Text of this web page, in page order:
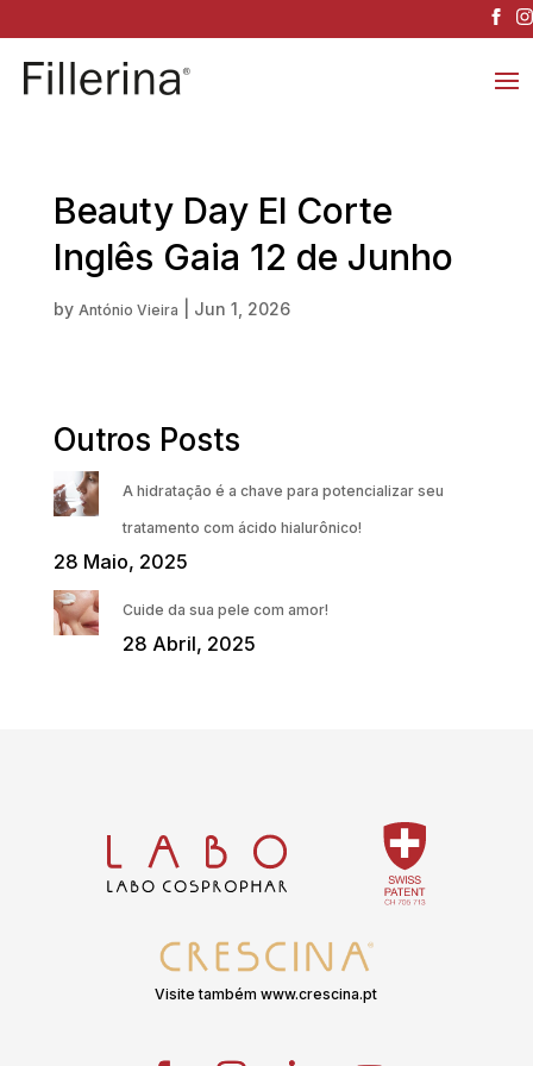
Beauty Day El Corte
Inglês Gaia 12 de Junho
by António Vieira Jun 1, 2026
Outros Posts
A hidratação é a chave para potencializar seu
tratamento com ácido hialurônico!
28 Maio, 2025
Cuide da sua pele com amor!
28 Abril, 2025
Visite também www.crescina.pt